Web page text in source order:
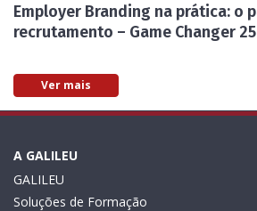
Employer Branding na prática: o
recrutamento – Game Changer 25
Ver mais
A GALILEU
GALILEU
Soluções de Formação